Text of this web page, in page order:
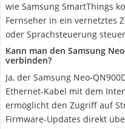
wie Samsung SmartThings
Fernseher in ein vernetztes
oder Sprachsteuerung
Kann man den Samsung
verbinden?
Ja, der Samsung Neo-
Ethernet-Kabel mit dem
ermöglicht den Zugriff auf
Firmware-Updates direkt